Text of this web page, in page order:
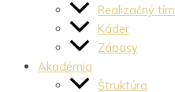
Realizačný tím
Káder
Zápasy
Akadémia
Štruktúra